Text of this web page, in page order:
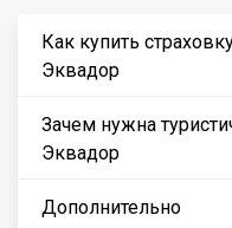
Как купить
Эквадор
Зачем нужна
Эквадор
Дополнительно